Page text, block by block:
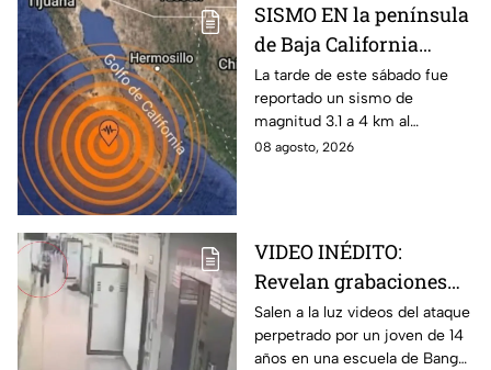
SISMO EN la península
de Baja California
sacude San José del
Cabo
La tarde de este sábado fue
reportado un sismo de
magnitud 3.1 a 4 km al
noroeste de San José del
08 agosto, 2026
VIDEO INÉDITO:
Revelan grabaciones
del tiroteo escolar que
dejó múltiples víctimas
Salen a la luz videos del ataque
perpetrado por un joven de 14
años en una escuela de Bang